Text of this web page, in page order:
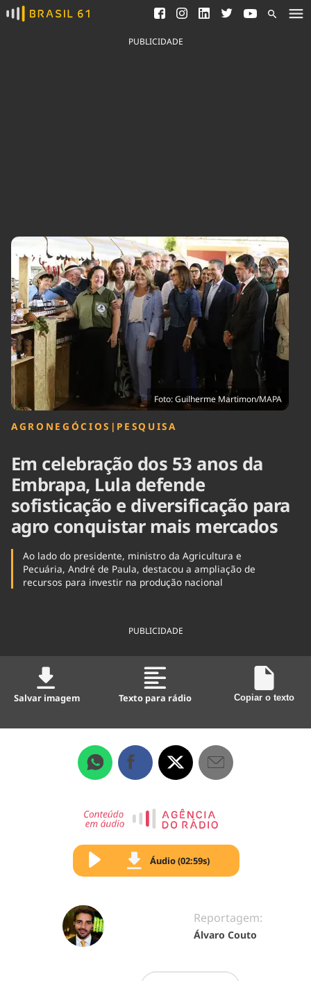
Ver todas as notícias
Saneamento
Indicadores
Agronegócios
Brasil
Brasil Mineral
Ciência &
Tecnologia
Cinema
Comportamento
Cultura
Economia
Educação
Infraestrutura
Internacional
Meio Ambiente
Podcast
Política
Saúde
Tempo
PUBLICIDADE
Foto: Guilherme Martimon/MAPA
AGRONEGÓCIOS | PESQUISA
Em celebração dos 53 anos da
Embrapa, Lula defende
sofisticação e diversificação para
agro conquistar mais mercados
Ao lado do presidente, ministro da Agricultura e
Pecuária, André de Paula, destacou a ampliação de
recursos para investir na produção nacional
PUBLICIDADE
Salvar imagem Texto para rádio Copiar o texto
Áudio (02:59s)
Reportagem:
Álvaro Couto